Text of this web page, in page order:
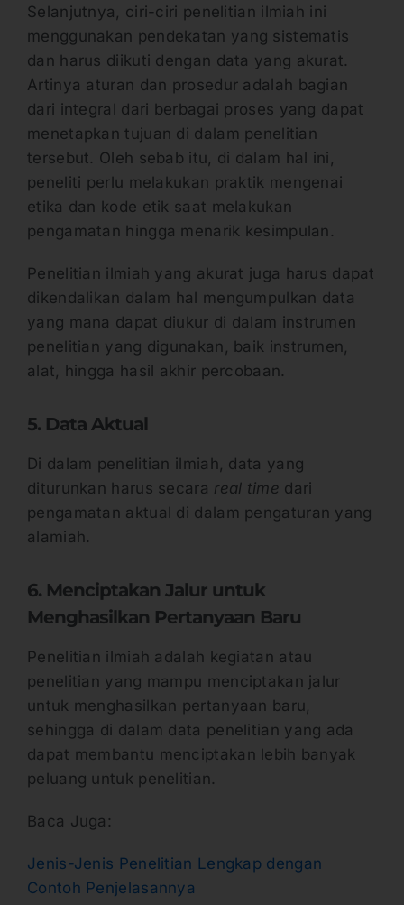
Selanjutnya, ciri-ciri penelitian ilmiah ini
menggunakan pendekatan yang sistematis
dan harus diikuti dengan data yang akurat.
Artinya aturan dan prosedur adalah bagian
dari integral dari berbagai proses yang dapat
menetapkan tujuan di dalam penelitian
tersebut. Oleh sebab itu, di dalam hal ini,
peneliti perlu melakukan praktik mengenai
etika dan kode etik saat melakukan
pengamatan hingga menarik kesimpulan.
Penelitian ilmiah yang akurat juga harus dapat
dikendalikan dalam hal mengumpulkan data
yang mana dapat diukur di dalam instrumen
penelitian yang digunakan, baik instrumen,
alat, hingga hasil akhir percobaan.
5. Data Aktual
Di dalam penelitian ilmiah, data yang
diturunkan harus secara real time dari
pengamatan aktual di dalam pengaturan yang
alamiah.
6. Menciptakan Jalur untuk
Menghasilkan Pertanyaan Baru
Penelitian ilmiah adalah kegiatan atau
penelitian yang mampu menciptakan jalur
untuk menghasilkan pertanyaan baru,
sehingga di dalam data penelitian yang ada
dapat membantu menciptakan lebih banyak
peluang untuk penelitian.
Baca Juga:
Jenis-Jenis Penelitian Lengkap dengan
Contoh Penjelasannya